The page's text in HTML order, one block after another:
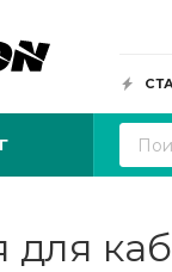
для